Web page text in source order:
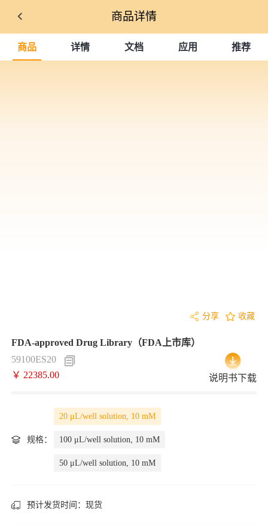
商品详情
商品 详情 文档 应用 推荐
分享 收藏
FDA-approved Drug Library（FDA上市库）
59100ES20
￥ 22385.00
说明书下载
规格：
20 μL/well solution, 10 mM
100 μL/well solution, 10 mM
50 μL/well solution, 10 mM
预计发货时间： 现货